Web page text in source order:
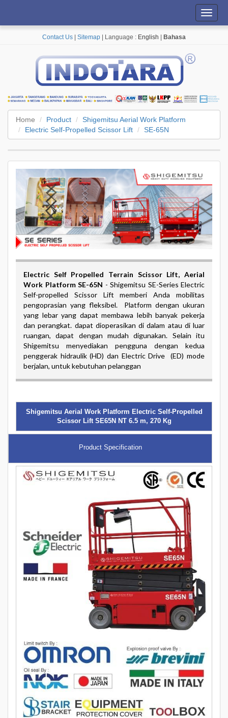
Contact Us Sitemap | Language : English Bahasa
Home Product
Shigemitsu Aerial Work Platform
Electric Self-Propelled Scissor Lift
SE-65N
Electric Self Propelled Terrain Scissor Lift, Aerial
Work Platform SE-65N - Shigemitsu SE-Series Electric
Self-propelled Scissor Lift memberi Anda mobilitas
pengoprasian yang fleksibel. Platform dengan ukuran
yang lebar yang dapat membawa lebih banyak pekerja
dan perangkat. dapat dioperasikan di dalam atau di luar
ruangan, dapat dengan mudah digunakan. Selain itu
Shigemitsu menyediakan pengguna dengan kedua
penggerak hidraulik (HD) dan Electric Drive (ED) mode
berjalan, untuk kebutuhan pelanggan
Shigemitsu Aerial Work Platform Electric Self-Propelled
Scissor Lift SE65N NT 6.5 m, 270 Kg
Product Specification